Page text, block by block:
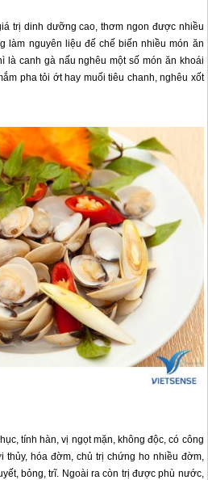
trị dinh dưỡng cao, thơm ngon được nhiều
làm nguyên liệu đế chế biến nhiều món ăn
là canh gà nấu nghêu một số món ăn khoái
pha tỏi ớt hay muối tiêu chanh, nghêu xốt
tính hàn, vị ngọt mặn, không độc, có công
thủy, hóa đờm, chủ trị chứng ho nhiều đờm,
bỏng, trĩ. Ngoài ra còn trị được phù nước,